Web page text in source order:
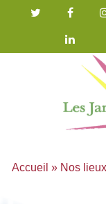
Accueil » Nos
Panneau de gestion